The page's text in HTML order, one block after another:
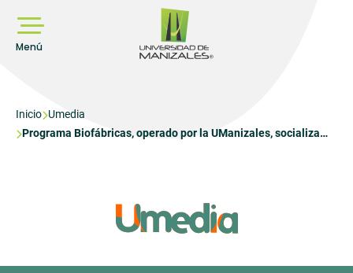
contenido
principal
Menú
Sobrescribir
enlaces
Inicio Umedia
Programa Biofábricas, operado por la UManizales, socializa